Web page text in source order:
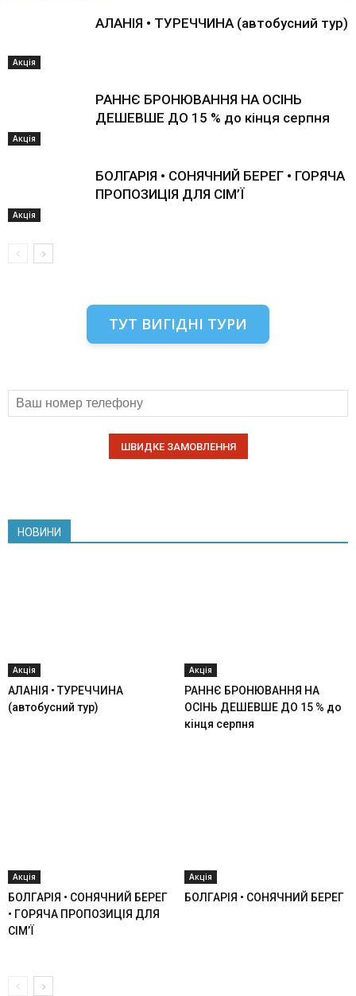
Акція
АЛАНІЯ • ТУРЕЧЧИНА (автобусний тур)
Акція
РАННЄ БРОНЮВАННЯ НА ОСІНЬ
ДЕШЕВШЕ ДО 15 % до кінця серпня
Акція
БОЛГАРІЯ • СОНЯЧНИЙ БЕРЕГ • ГОРЯЧА
ПРОПОЗИЦІЯ ДЛЯ СІМ’Ї
ТУТ ВИГІДНІ ТУРИ
НОВИНИ
Акція
АЛАНІЯ • ТУРЕЧЧИНА
(автобусний тур)
Акція
РАННЄ БРОНЮВАННЯ НА
ОСІНЬ ДЕШЕВШЕ ДО 15 % до
кінця серпня
Акція
БОЛГАРІЯ • СОНЯЧНИЙ БЕРЕГ
• ГОРЯЧА ПРОПОЗИЦІЯ ДЛЯ
СІМ’Ї
Акція
БОЛГАРІЯ • СОНЯЧНИЙ БЕРЕГ